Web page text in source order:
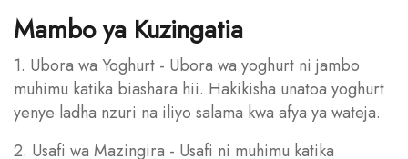
Mambo ya Kuzingatia
1. Ubora wa Yoghurt - Ubora wa yoghurt ni jambo
muhimu katika biashara hii. Hakikisha unatoa yoghurt
yenye ladha nzuri na iliyo salama kwa afya ya wateja.
2. Usafi wa Mazingira - Usafi ni muhimu katika